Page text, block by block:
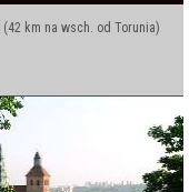
(42 km na wsch. od Torunia)